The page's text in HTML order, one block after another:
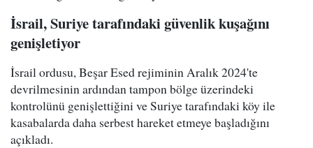
İsrail, Suriye tarafındaki güvenlik kuşağını
genişletiyor
İsrail ordusu, Beşar Esed rejiminin Aralık 2024'te
devrilmesinin ardından tampon bölge üzerindeki
kontrolünü genişlettiğini ve Suriye tarafındaki köy ile
kasabalarda daha serbest hareket etmeye başladığını
açıkladı.